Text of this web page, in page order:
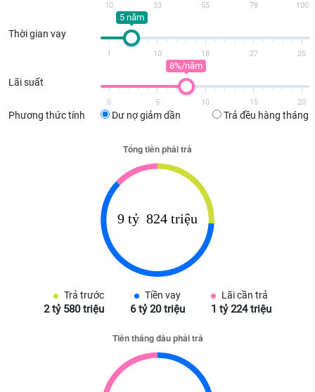
10 33 55 78 100
Thời gian vay
5 năm
1 10 18 27 35
Lãi suất
8%/năm
0 5 10 15 20
Phương thức tính Dư nợ giảm dần Trả đều hàng tháng
Trả trước
2 tỷ 580 triệu
Tiền vay
6 tỷ 20 triệu
Lãi cần trả
1 tỷ 224 triệu